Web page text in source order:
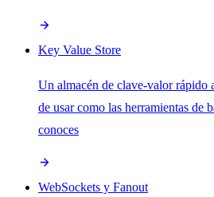
Key Value Store
Un almacén de clave-valor rápido
de usar como las herramientas de
conoces
WebSockets y Fanout